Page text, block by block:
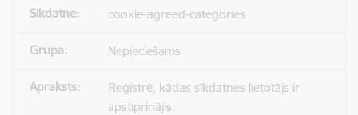
cookie-agreed-categories
Nepieciešams
Reģistrē, kādas sīkdatnes lietotājs ir
apstiprinājis.